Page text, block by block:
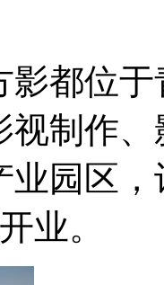
影都位
视制作
业园区
业。